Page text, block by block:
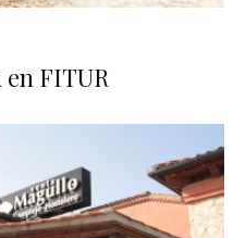
FITUR